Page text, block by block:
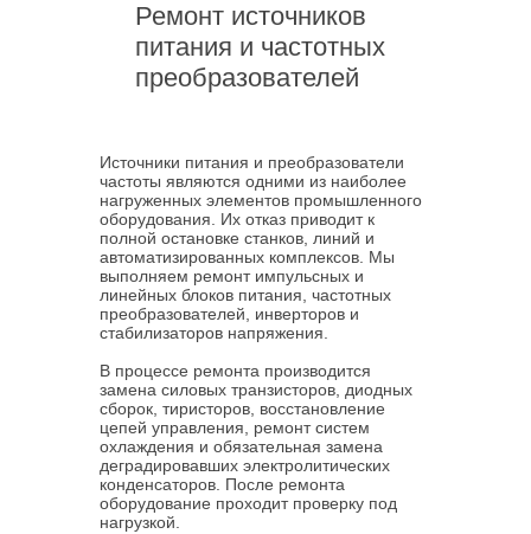
Ремонт источников
питания и частотных
преобразователей
Источники питания и преобразователи
частоты являются одними из наиболее
нагруженных элементов промышленного
оборудования. Их отказ приводит к
полной остановке станков, линий и
автоматизированных комплексов. Мы
выполняем ремонт импульсных и
линейных блоков питания, частотных
преобразователей, инверторов и
стабилизаторов напряжения.
В процессе ремонта производится
замена силовых транзисторов, диодных
сборок, тиристоров, восстановление
цепей управления, ремонт систем
охлаждения и обязательная замена
деградировавших электролитических
конденсаторов. После ремонта
оборудование проходит проверку под
нагрузкой.